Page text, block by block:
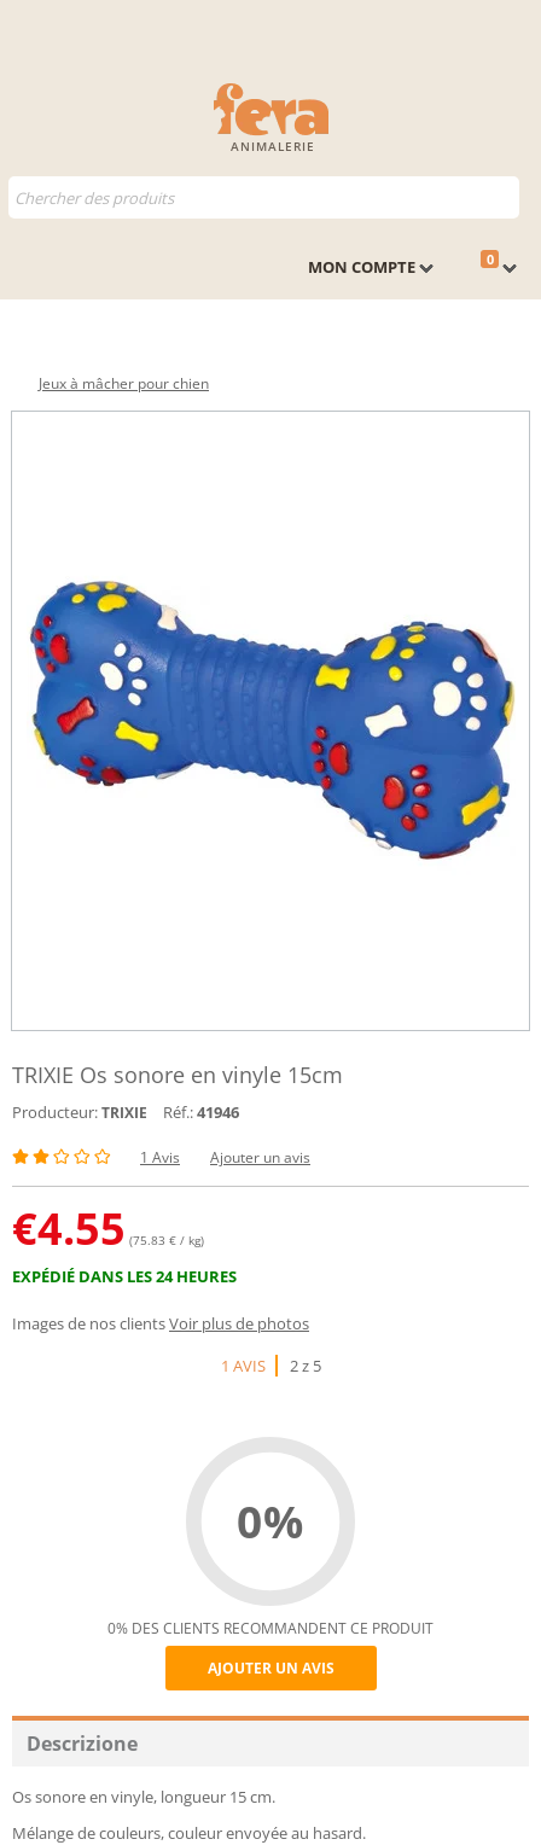
ANIMALERIE
0
MON COMPTE
Jeux à mâcher pour chien
TRIXIE Os sonore en vinyle 15cm
Producteur:TRIXIE Réf.:41946
1 Avis Ajouter un avis
€4.55 (75.83 € / kg)
EXPÉDIÉ DANS LES 24 HEURES
Images de nos clientsVoir plus de photos
1 AVIS
2 z 5
0%
Recommend
0% DES CLIENTS RECOMMANDENT CE PRODUIT
AJOUTER UN AVIS
Descrizione
Os sonore en vinyle, longueur 15 cm.
Mélange de couleurs, couleur envoyée au hasard.